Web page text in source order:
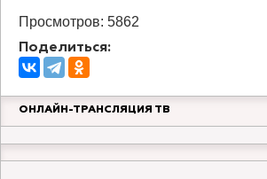
Просмотров: 5862
Поделиться:
ОНЛАЙН-ТРАНСЛЯЦИЯ ТВ